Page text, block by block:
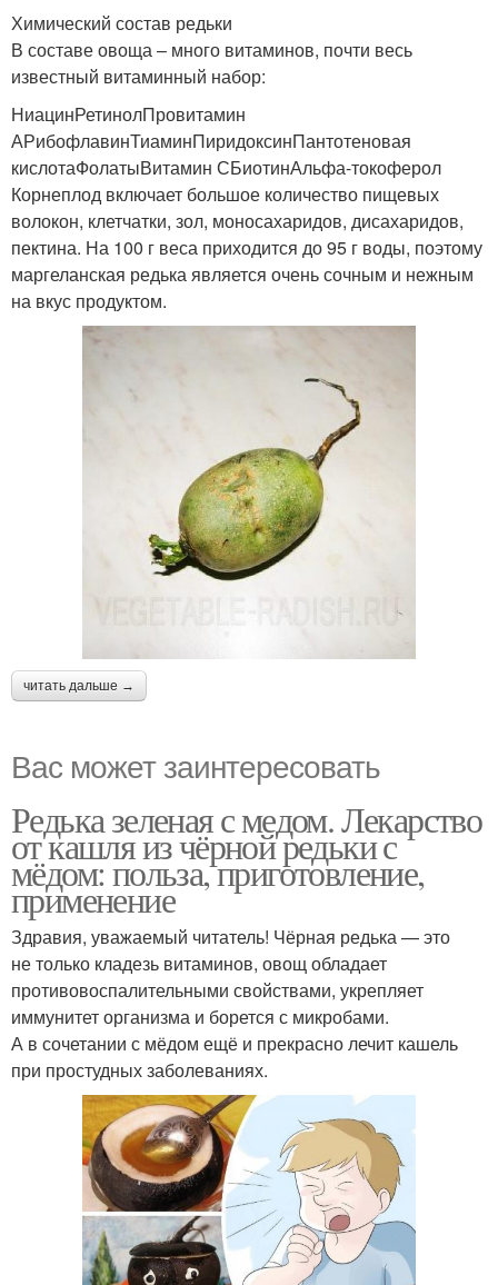
Химический состав редьки
В составе овоща – много витаминов, почти весь
известный витаминный набор:
НиацинРетинолПровитамин
АРибофлавинТиаминПиридоксинПантотеновая
кислотаФолатыВитамин СБиотинАльфа-токоферол
Корнеплод включает большое количество пищевых
волокон, клетчатки, зол, моносахаридов, дисахаридов,
пектина. На 100 г веса приходится до 95 г воды, поэтому
маргеланская редька является очень сочным и нежным
на вкус продуктом.
читать дальше →
Вас может заинтересовать
Редька зеленая с медом. Лекарство
от кашля из чёрной редьки с
мёдом: польза, приготовление,
применение
Здравия, уважаемый читатель! Чёрная редька — это
не только кладезь витаминов, овощ обладает
противовоспалительными свойствами, укрепляет
иммунитет организма и борется с микробами.
А в сочетании с мёдом ещё и прекрасно лечит кашель
при простудных заболеваниях.